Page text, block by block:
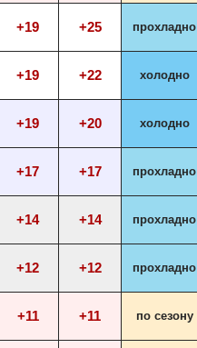
+19 +25 прохладно
+19 +22 холодно
+19 +20 холодно
+17 +17 прохладно
+14 +14 прохладно
+12 +12 прохладно
+11 +11 по сезону